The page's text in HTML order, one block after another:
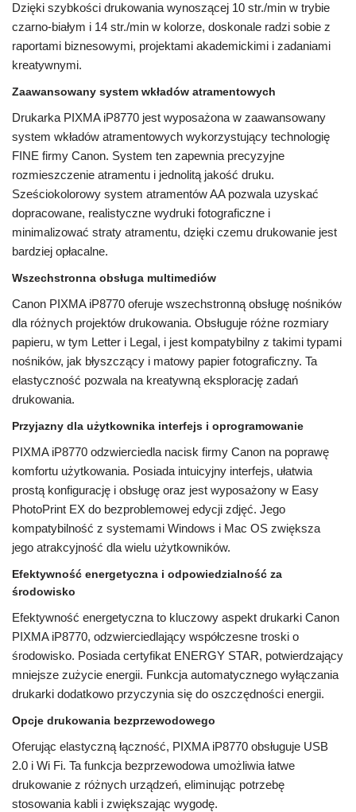
Dzięki szybkości drukowania wynoszącej 10 str./min w trybie
czarno-białym i 14 str./min w kolorze, doskonale radzi sobie z
raportami biznesowymi, projektami akademickimi i zadaniami
kreatywnymi.
Zaawansowany system wkładów atramentowych
Drukarka PIXMA iP8770 jest wyposażona w zaawansowany
system wkładów atramentowych wykorzystujący technologię
FINE firmy Canon. System ten zapewnia precyzyjne
rozmieszczenie atramentu i jednolitą jakość druku.
Sześciokolorowy system atramentów AA pozwala uzyskać
dopracowane, realistyczne wydruki fotograficzne i
minimalizować straty atramentu, dzięki czemu drukowanie jest
bardziej opłacalne.
Wszechstronna obsługa multimediów
Canon PIXMA iP8770 oferuje wszechstronną obsługę nośników
dla różnych projektów drukowania. Obsługuje różne rozmiary
papieru, w tym Letter i Legal, i jest kompatybilny z takimi typami
nośników, jak błyszczący i matowy papier fotograficzny. Ta
elastyczność pozwala na kreatywną eksplorację zadań
drukowania.
Przyjazny dla użytkownika interfejs i oprogramowanie
PIXMA iP8770 odzwierciedla nacisk firmy Canon na poprawę
komfortu użytkowania. Posiada intuicyjny interfejs, ułatwia
prostą konfigurację i obsługę oraz jest wyposażony w Easy
PhotoPrint EX do bezproblemowej edycji zdjęć. Jego
kompatybilność z systemami Windows i Mac OS zwiększa
jego atrakcyjność dla wielu użytkowników.
Efektywność energetyczna i odpowiedzialność za
środowisko
Efektywność energetyczna to kluczowy aspekt drukarki Canon
PIXMA iP8770, odzwierciedlający współczesne troski o
środowisko. Posiada certyfikat ENERGY STAR, potwierdzający
mniejsze zużycie energii. Funkcja automatycznego wyłączania
drukarki dodatkowo przyczynia się do oszczędności energii.
Opcje drukowania bezprzewodowego
Oferując elastyczną łączność, PIXMA iP8770 obsługuje USB
2.0 i Wi Fi. Ta funkcja bezprzewodowa umożliwia łatwe
drukowanie z różnych urządzeń, eliminując potrzebę
stosowania kabli i zwiększając wygodę.